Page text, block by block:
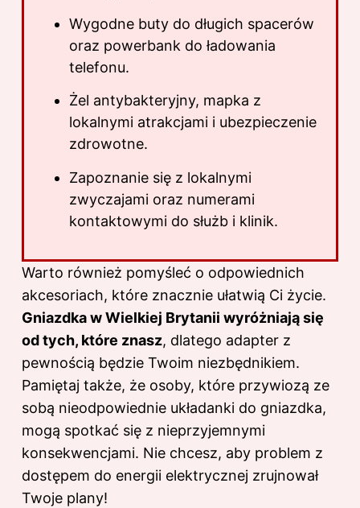
Wygodne buty do długich spacerów
oraz powerbank do ładowania
telefonu.
Żel antybakteryjny, mapka z
lokalnymi atrakcjami i ubezpieczenie
zdrowotne.
Zapoznanie się z lokalnymi
zwyczajami oraz numerami
kontaktowymi do służb i klinik.
Warto również pomyśleć o odpowiednich
akcesoriach, które znacznie ułatwią Ci życie.
Gniazdka w Wielkiej Brytanii wyróżniają się
od tych, które znasz, dlatego adapter z
pewnością będzie Twoim niezbędnikiem.
Pamiętaj także, że osoby, które przywiozą ze
sobą nieodpowiednie układanki do gniazdka,
mogą spotkać się z nieprzyjemnymi
konsekwencjami. Nie chcesz, aby problem z
dostępem do energii elektrycznej zrujnował
Twoje plany!